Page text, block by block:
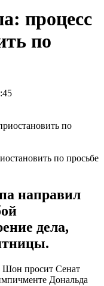
процесс
по
по просьбе
направил
дела,
Шон просит Сенат
Дональда